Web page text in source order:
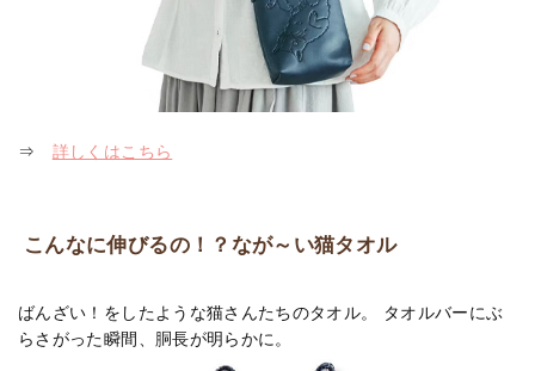
⇒ 詳しくはこちら
こんなに伸びるの！？なが～い猫タオル
ばんざい！をしたような猫さんたちのタオル。 タオルバーにぶ
らさがった瞬間、胴長が明らかに。